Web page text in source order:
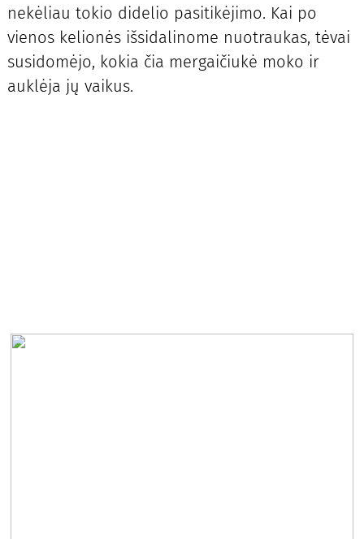
nekėliau tokio didelio pasitikėjimo. Kai po
vienos kelionės išsidalinome nuotraukas, tėvai
susidomėjo, kokia čia mergaičiukė moko ir
auklėja jų vaikus.